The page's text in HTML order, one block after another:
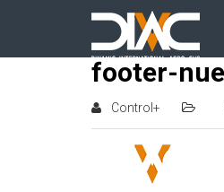
footer-
Control+